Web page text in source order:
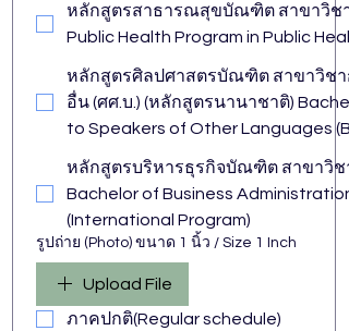
หลักสูตรสาธารณสุขบัณฑิต สาขาวิชาสาธาร
Public Health Program in Public
หลักสูตรศิลปศาสตรบัณฑิต สาขาวิช
อื่น (ศศ.บ.) (หลักสูตรนานาชาติ)
to Speakers of Other Languages
หลักสูตรบริหารธุรกิจบัณฑิต สาขาวิช
Bachelor of Business
(International Program)
รูปถ่าย (Photo) ขนาด 1 นิ้ว / Size 1 Inch
Upload File
ภาคปกติ(Regular schedule)